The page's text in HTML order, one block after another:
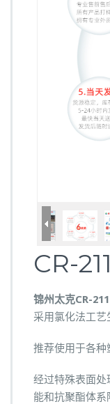
CR-
锦州太克CR-211
采用氯化法工艺
推荐使用于各种
经过特殊表面处
能和抗聚酯体系